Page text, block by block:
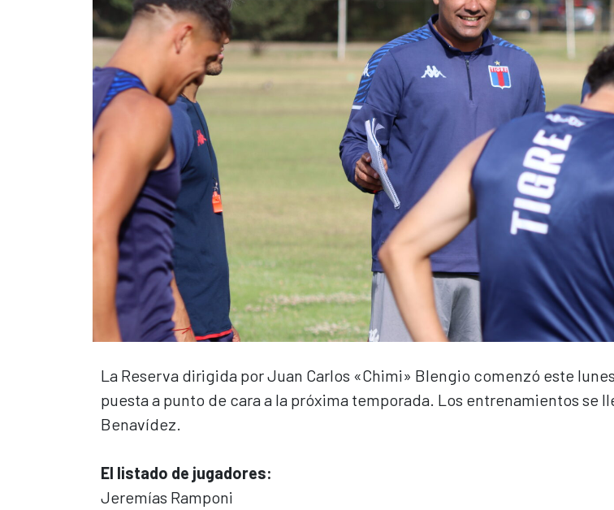
La Reserva dirigida por Juan Carlos «Chimi» Blengio comenzó este
puesta a punto de cara a la próxima temporada. Los entrenamientos se
Benavídez.
El listado de jugadores:
Jeremías Ramponi